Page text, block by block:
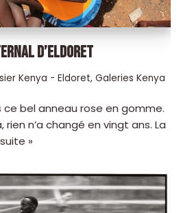
D’ELDORET
Kenya - Eldoret, Galeries Kenya
bel anneau rose en gomme.
n’a changé en vingt ans. La
»